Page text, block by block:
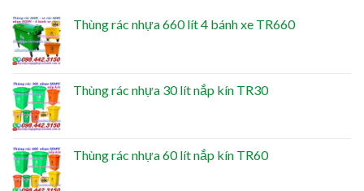
Thùng rác nhựa 660 lít 4 bánh xe TR660
Thùng rác nhựa 30 lít nắp kín TR30
Thùng rác nhựa 60 lít nắp kín TR60